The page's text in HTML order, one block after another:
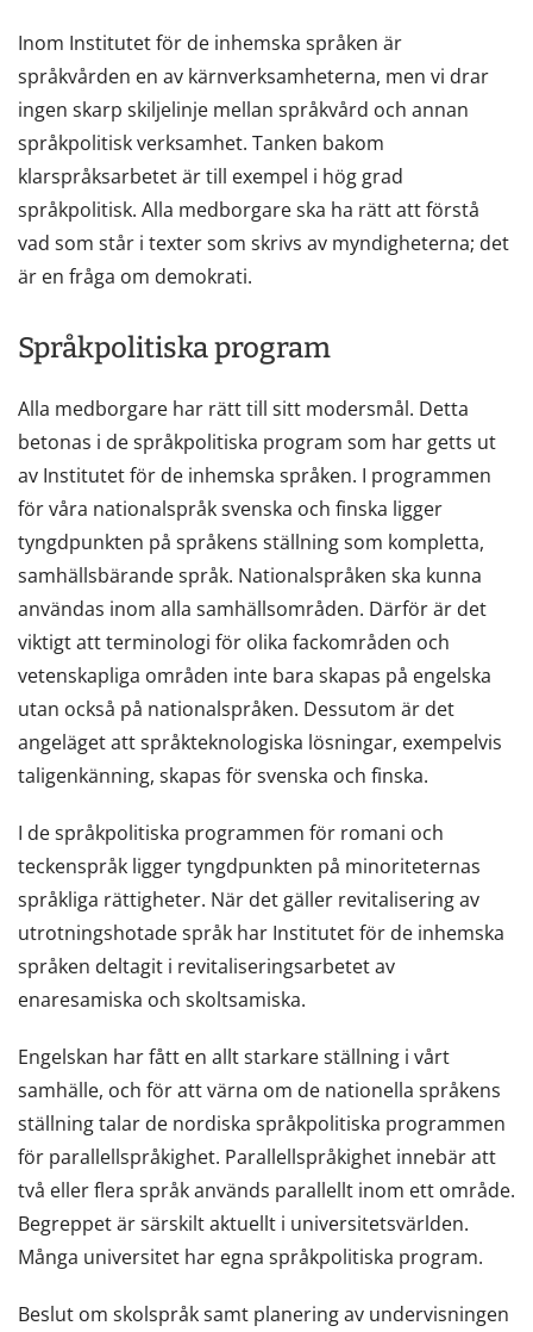
Inom Institutet för de inhemska språken är
språkvården en av kärnverksamheterna, men vi drar
ingen skarp skiljelinje mellan språkvård och annan
språkpolitisk verksamhet. Tanken bakom
klarspråksarbetet är till exempel i hög grad
språkpolitisk. Alla medborgare ska ha rätt att förstå
vad som står i texter som skrivs av myndigheterna; det
är en fråga om demokrati.
Språkpolitiska program
Alla medborgare har rätt till sitt modersmål. Detta
betonas i de språkpolitiska program som har getts ut
av Institutet för de inhemska språken. I programmen
för våra nationalspråk svenska och finska ligger
tyngdpunkten på språkens ställning som kompletta,
samhällsbärande språk. Nationalspråken ska kunna
användas inom alla samhällsområden. Därför är det
viktigt att terminologi för olika fackområden och
vetenskapliga områden inte bara skapas på engelska
utan också på nationalspråken. Dessutom är det
angeläget att språkteknologiska lösningar, exempelvis
taligenkänning, skapas för svenska och finska.
I de språkpolitiska programmen för romani och
teckenspråk ligger tyngdpunkten på minoriteternas
språkliga rättigheter. När det gäller revitalisering av
utrotningshotade språk har Institutet för de inhemska
språken deltagit i revitaliseringsarbetet av
enaresamiska och skoltsamiska.
Engelskan har fått en allt starkare ställning i vårt
samhälle, och för att värna om de nationella språkens
ställning talar de nordiska språkpolitiska programmen
för parallellspråkighet. Parallellspråkighet innebär att
två eller flera språk används parallellt inom ett område.
Begreppet är särskilt aktuellt i universitetsvärlden.
Många universitet har egna språkpolitiska program.
Beslut om skolspråk samt planering av undervisningen